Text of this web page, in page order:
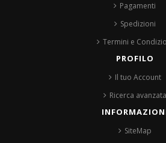
Pagamenti
Spedizioni
Termini e
PROFILO
Il tuo Account
Ricerca avanzata
SiteMap